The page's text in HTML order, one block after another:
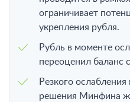
ограничивает
укрепления рубля.
Рубль в моменте
переоценил баланс
Резкого ослабления
решения Минфина